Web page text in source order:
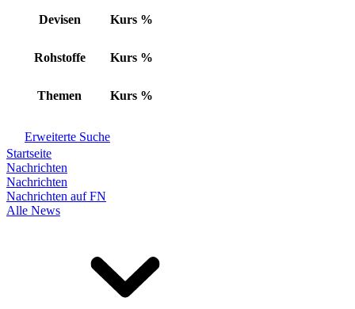
Devisen Kurs %
Rohstoffe Kurs %
Themen Kurs %
Erweiterte Suche
Startseite
Nachrichten
Nachrichten
Nachrichten auf FN
Alle News